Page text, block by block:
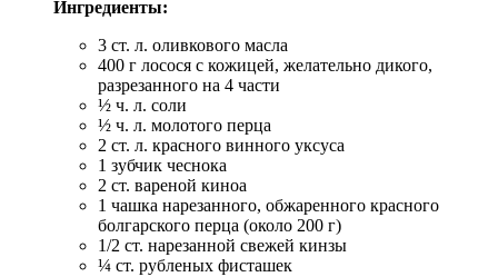
Ингредиенты:
3 ст. л. оливкового масла
400 г лосося с кожицей, желательно дикого,
разрезанного на 4 части
½ ч. л. соли
½ ч. л. молотого перца
2 ст. л. красного винного уксуса
1 зубчик чеснока
2 ст. вареной киноа
1 чашка нарезанного, обжаренного красного
болгарского перца (около 200 г)
1/2 ст. нарезанной свежей кинзы
¼ ст. рубленых фисташек